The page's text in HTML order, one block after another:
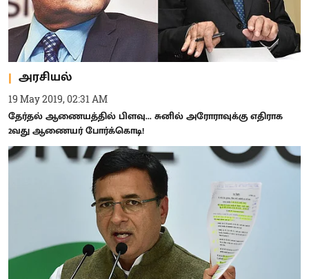
அரசியல்
19 May 2019, 02:31 AM
தேர்தல் ஆணையத்தில் பிளவு... சுனில் அரோராவுக்கு எதிராக
2வது ஆணையர் போர்க்கொடி!